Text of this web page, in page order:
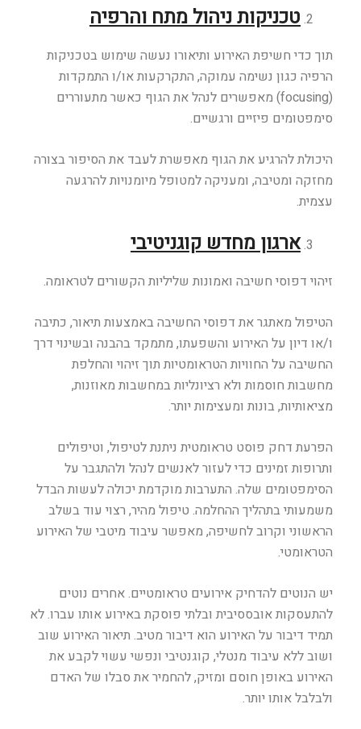
טכניקות ניהול מתח והרפיה
תוך כדי חשיפת האירוע ותיאורו נעשה שימוש בטכניקות
הרפיה כגון נשימה עמוקה, התקרקעות או/ו התמקדות
(focusing) מאפשרים לנהל את הגוף כאשר מתעוררים
סימפטומים פיזיים ורגשיים.
היכולת להרגיע את הגוף מאפשרת לעבד את הסיפור בצורה
מחזקה ומטיבה, ומעניקה למטופל מיומנויות להרגעה
עצמית.
ארגון מחדש קוגניטיבי
זיהוי דפוסי חשיבה ואמונות שליליות הקשורים לטראומה.
הטיפול מאתגר את דפוסי החשיבה באמצעות תיאור, כתיבה
ו/או דיון על האירוע והשפעתו, מתמקד בהבנה ובשינוי דרך
החשיבה על החוויות הטראומטיות תוך זיהוי והחלפת
מחשבות חוסמות ולא רציונליות במחשבות מאוזנות,
מציאותיות, בונות ומעצימות יותר.
הפרעת דחק פוסט טראומטית ניתנת לטיפול, וטיפולים
ותרופות זמינים כדי לעזור לאנשים לנהל ולהתגבר על
הסימפטומים שלה. התערבות מוקדמת יכולה לעשות הבדל
משמעותי בתהליך ההחלמה. טיפול מהיר, רצוי עוד בשלב
הראשוני וקרוב לחשיפה, מאפשר עיבוד מיטבי של האירוע
הטראומטי.
יש הנוטים להדחיק אירועים טראומטיים. אחרים נוטים
להתעסקות אובססיבית ובלתי פוסקת באירוע אותו עברו. לא
תמיד דיבור על האירוע הוא דיבור מטיב. תיאור האירוע שוב
ושוב ללא עיבוד מנטלי, קוגנטיבי ונפשי עשוי לקבע את
האירוע באופן חוסם ומזיק, להחמיר את סבלו של האדם
ולבלבל אותו יותר.